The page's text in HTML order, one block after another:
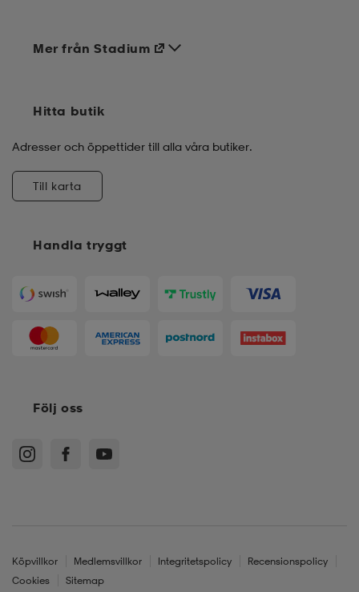
Handla tryggt
Mer från Stadium
Hitta butik
Adresser och öppettider till alla våra butiker.
Till karta
Följ oss
Köpvillkor Medlemsvillkor Integritetspolicy
Recensionspolicy
Cookies
Sitemap